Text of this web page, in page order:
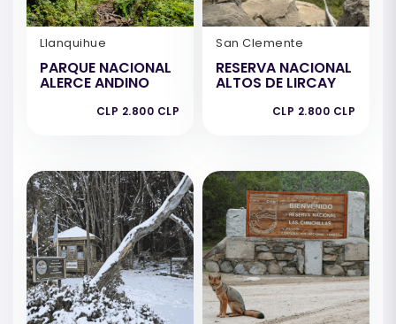
Llanquihue
PARQUE NACIONAL
ALERCE ANDINO
CLP 2.800 CLP
San Clemente
RESERVA NACIONAL
ALTOS DE LIRCAY
CLP 2.800 CLP